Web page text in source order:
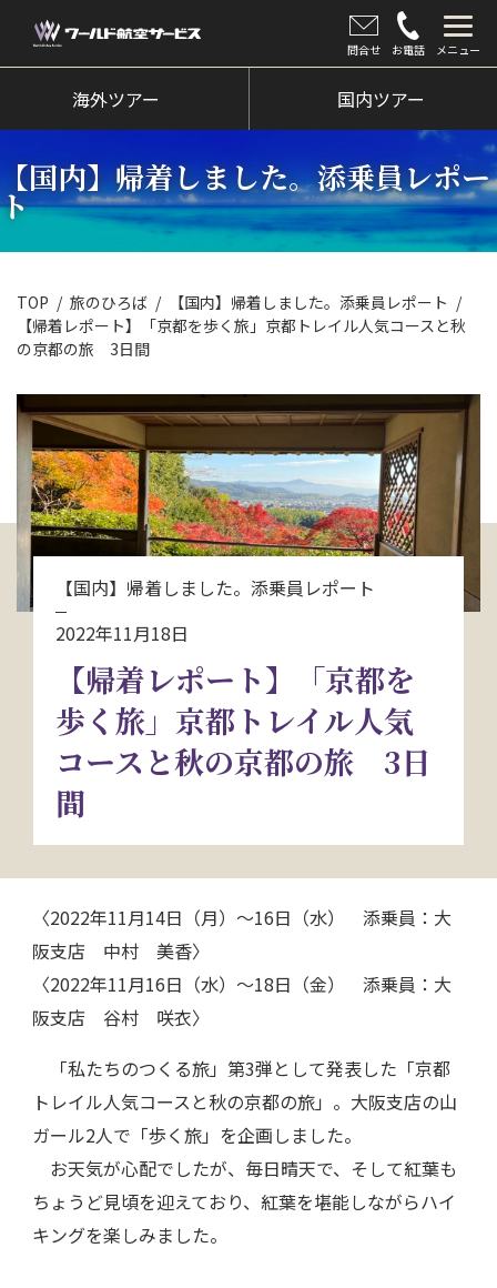
問合せ お電話 メニュー
海外ツアー
クルーズツアー
ツアー催行状況
旅のひろば
イベント
新着情報
会社情報
お問い合わせ
資料請求
電話にてお問い合わせ
検索
海外ツアー 国内ツアー
【国内】帰着しました。添乗員レポー
ト
TOP 旅のひろば
【国内】帰着しました。添乗員レポート
【帰着レポート】「京都を歩く旅」京都トレイル人気コースと秋
の京都の旅 3日間
【国内】帰着しました。添乗員レポート
2022年11月18日
【帰着レポート】「京都を
歩く旅」京都トレイル人気
コースと秋の京都の旅 3日
間
〈2022年11月14日（月）～16日（水） 添乗員：大
阪支店 中村 美香〉
〈2022年11月16日（水）～18日（金） 添乗員：大
阪支店 谷村 咲衣〉
「私たちのつくる旅」第3弾として発表した「京都
トレイル人気コースと秋の京都の旅」。大阪支店の山
ガール2人で「歩く旅」を企画しました。
お天気が心配でしたが、毎日晴天で、そして紅葉も
ちょうど見頃を迎えており、紅葉を堪能しながらハイ
キングを楽しみました。